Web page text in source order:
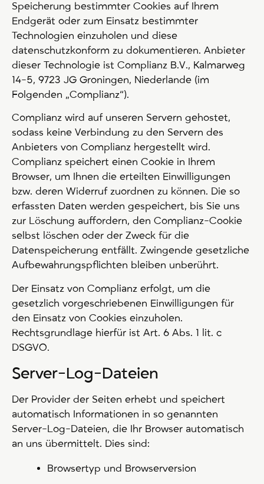
Speicherung bestimmter Cookies auf Ihrem
Endgerät oder zum Einsatz bestimmter
Technologien einzuholen und diese
datenschutzkonform zu dokumentieren. Anbieter
dieser Technologie ist Complianz B.V., Kalmarweg
14-5, 9723 JG Groningen, Niederlande (im
Folgenden „Complianz“).
Complianz wird auf unseren Servern gehostet,
sodass keine Verbindung zu den Servern des
Anbieters von Complianz hergestellt wird.
Complianz speichert einen Cookie in Ihrem
Browser, um Ihnen die erteilten Einwilligungen
bzw. deren Widerruf zuordnen zu können. Die so
erfassten Daten werden gespeichert, bis Sie uns
zur Löschung auffordern, den Complianz-Cookie
selbst löschen oder der Zweck für die
Datenspeicherung entfällt. Zwingende gesetzliche
Aufbewahrungspflichten bleiben unberührt.
Der Einsatz von Complianz erfolgt, um die
gesetzlich vorgeschriebenen Einwilligungen für
den Einsatz von Cookies einzuholen.
Rechtsgrundlage hierfür ist Art. 6 Abs. 1 lit. c
DSGVO.
Server-Log-Dateien
Der Provider der Seiten erhebt und speichert
automatisch Informationen in so genannten
Server-Log-Dateien, die Ihr Browser automatisch
an uns übermittelt. Dies sind:
Browsertyp und Browserversion